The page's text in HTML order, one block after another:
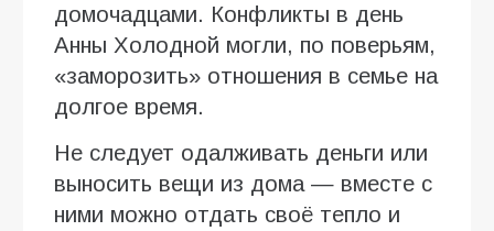
домочадцами. Конфликты в день
Анны Холодной могли, по поверьям,
«заморозить» отношения в семье на
долгое время.
Не следует одалживать деньги или
выносить вещи из дома — вместе с
ними можно отдать своё тепло и